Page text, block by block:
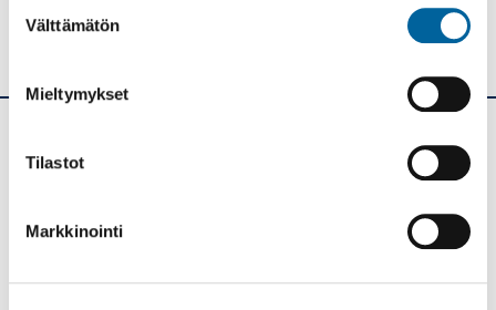
valinta
Välttämätön
Mieltymykset
Tilastot
Markkinointi
Ikaalisten kaupunki
PL 33